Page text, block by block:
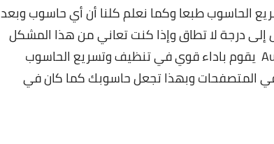
الحاسوب طبعا وكما نعلم كلنا أن أي حاسوب وبعد
إلى درجة لا تطاق وإذا كنت تعاني من هذا المشكل
فأنت في المكان المناسب فبرنامج Auslogics BoostSpeed 9 يقوم باداء قوي في تنظيف وتسريع الحاسوب
في المتصفحات وبهذا تجعل حاسوبك كما كان في